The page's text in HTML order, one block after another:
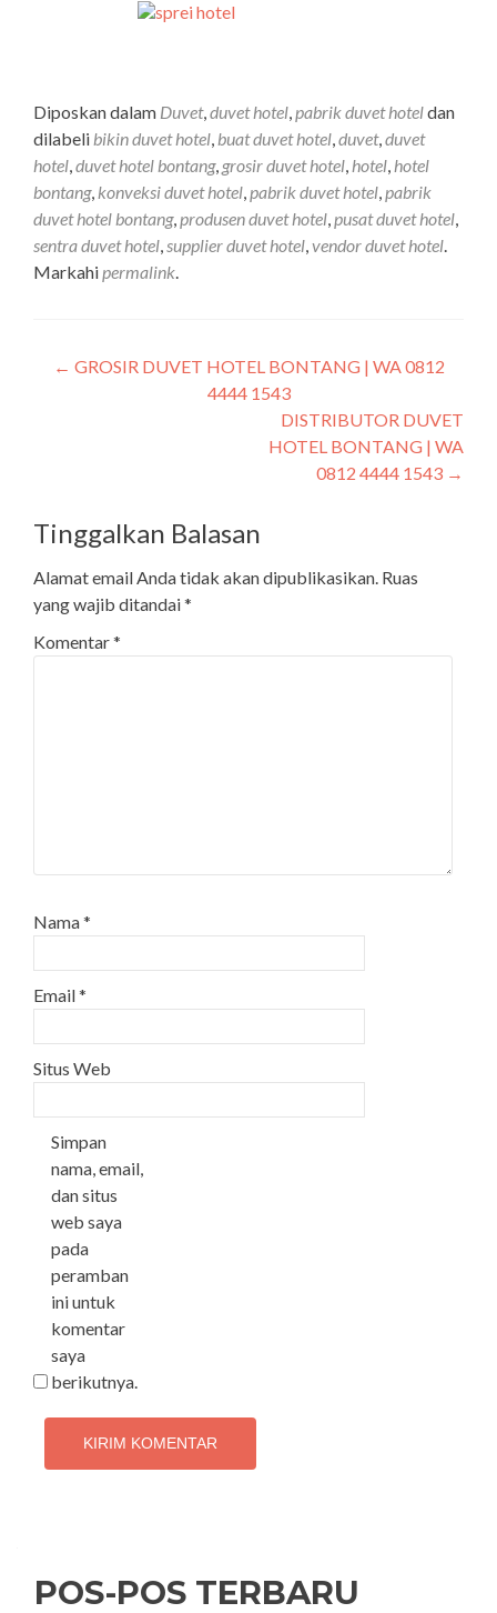
Diposkan dalam Duvet,duvet hotel,pabrik duvet hoteldan
dilabeli bikin duvet hotel, buat duvet hotel,duvet,duvet
hotel,duvet hotel bontang, grosir duvet hotel, hotel, hotel
bontang, konveksi duvet hotel,pabrik duvet hotel,pabrik
duvet hotel bontang,produsen duvet hotel,pusat duvet hotel,
sentra duvet hotel,supplier duvet hotel,vendor duvet hotel.
Markahipermalink.
← GROSIR DUVET HOTEL BONTANG | WA 0812
4444 1543
DISTRIBUTOR DUVET
HOTEL BONTANG | WA
0812 4444 1543 →
Tinggalkan Balasan
Alamat email Anda tidak akan dipublikasikan. Ruas
yang wajib ditandai*
Komentar*
Nama*
Email*
Situs Web
Simpan
nama, email,
dan situs
web saya
pada
peramban
ini untuk
komentar
saya
berikutnya.
POS-POS TERBARU